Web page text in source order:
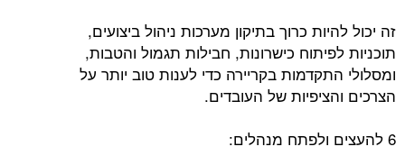
זה יכול להיות כרוך בתיקון מערכות ניהול ביצועים,
תוכניות לפיתוח כישרונות, חבילות תגמול והטבות,
ומסלולי התקדמות בקריירה כדי לענות טוב יותר על
הצרכים והציפיות של העובדים.
6 להעצים ולפתח מנהלים: